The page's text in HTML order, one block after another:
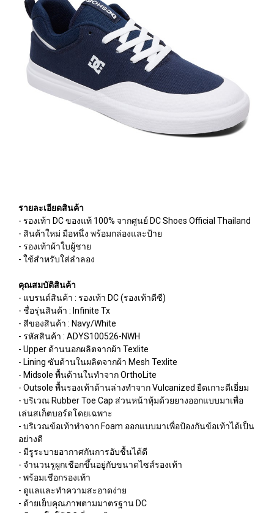
รายละเอียดสินค้า
- รองเท้า DC ของแท้ 100% จากศูนย์ DC Shoes Official Thailand
- สินค้าใหม่ มือหนึ่ง พร้อมกล่องและป้าย
- รองเท้าผ้าใบผู้ชาย
- ใช้สำหรับใส่ลำลอง
คุณสมบัติสินค้า
- แบรนด์สินค้า : รองเท้า DC (รองเท้าดีซี)
- ชื่อรุ่นสินค้า : Infinite Tx
- สีของสินค้า : Navy/White
- รหัสสินค้า : ADYS100526-NWH
- Upper ด้านนอกผลิตจากผ้า Texlite
- Lining ซับด้านในผลิตจากผ้า Mesh Texlite
- Midsole พื้นด้านในทำจาก OrthoLite
- Outsole พื้นรองเท้าด้านล่างทำจาก Vulcanized ยืดเกาะดีเยี่ยม
- บริเวณ Rubber Toe Cap ส่วนหน้าหุ้มด้วยยางออกแบบมาเพื่อ
เล่นสเก็ตบอร์ดโดยเฉพาะ
- บริเวณข้อเท้าทำจาก Foam ออกแบบมาเพื่อป้องกันข้อเท้าได้เป็น
อย่างดี
- มีรูระบายอากาศกันการอับชื้นได้ดี
- จำนวนรูผูกเชือกขึ้นอยู่กับขนาดไซส์รองเท้า
- พร้อมเชือกรองเท้า
- ดูแลและทำความสะอาดง่าย
- ด้ายเย็บคุณภาพตามมาตรฐาน DC